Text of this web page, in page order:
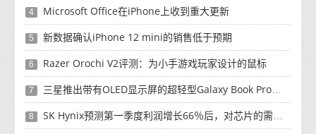
4 Microsoft Office在iPhone上收到重大更新
5 新数据确认iPhone 12 mini的销售低于预期
6 Razer Orochi V2评测：为小手游戏玩家设计的鼠标
7 三星推出带有OLED显示屏的超轻型Galaxy Book Pro和Galaxy Book Pro 360笔记本电脑
8 SK Hynix预测第一季度利润增长66％后，对芯片的需求将增强